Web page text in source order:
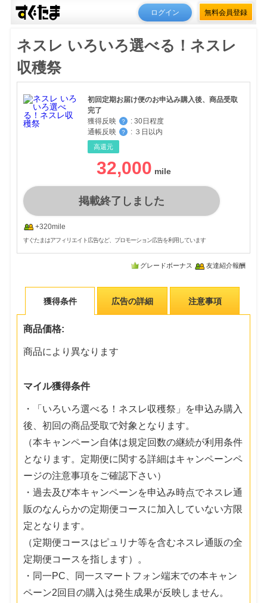
ログイン 無料会員登録
ネスレ いろいろ選べる！ネスレ
収穫祭
初回定期お届け便のお申込み購入後、商品受取
完了
獲得反映
？ : 30日程度
通帳反映
？ : ３日以内
高還元
32,000
掲載終了しました
+320mile
すぐたまはアフィリエイト広告など、プロモーション広告を利用しています
グレードボーナス 友達紹介報酬
獲得条件 広告の詳細 注意事項
商品価格:
商品により異なります
マイル獲得条件
・「いろいろ選べる！ネスレ収穫祭」を申込み購入
後、初回の商品受取で対象となります。
（本キャンペーン自体は規定回数の継続が利用条件
となります。定期便に関する詳細はキャンペーンペ
ージの注意事項をご確認下さい）
・過去及び本キャンペーンを申込み時点でネスレ通
販のなんらかの定期便コースに加入していない方限
定となります。
（定期便コースはピュリナ等を含むネスレ通販の全
定期便コースを指します）。
・同一PC、同一スマートフォン端末での本キャン
ペーン2回目の購入は発生成果が反映しません。